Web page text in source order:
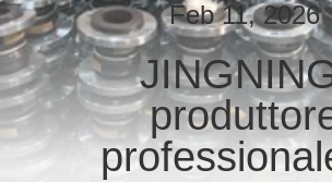
DELLA
FABBRICA
CONTROLLO
DI
Feb 11, 2026